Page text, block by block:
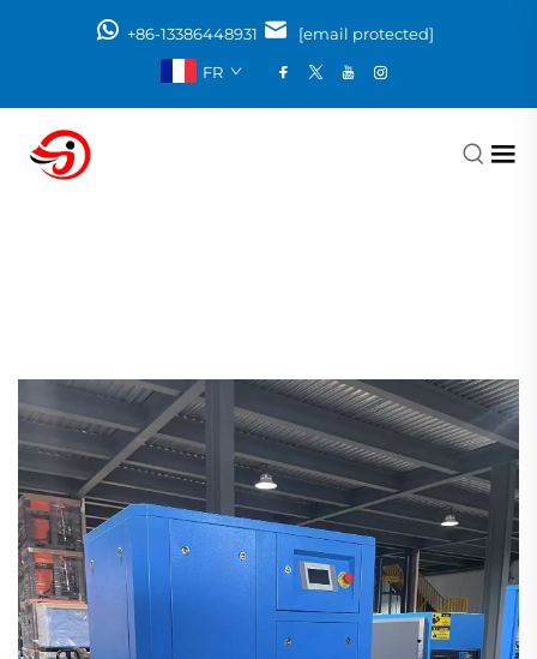
+86-13386448931
[email protected]
FR